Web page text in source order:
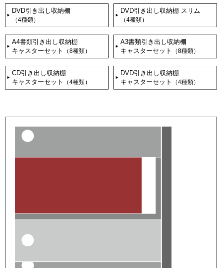
DVD引き出し収納棚
（4種類）
DVD引き出し収納棚 スリム
（4種類）
A4書類引き出し収納棚
キャスターセット
（8種類）
A3書類引き出し収納棚
キャスターセット
（8種類）
CD引き出し収納棚
キャスターセット
（4種類）
DVD引き出し収納棚
キャスターセット
（4種類）